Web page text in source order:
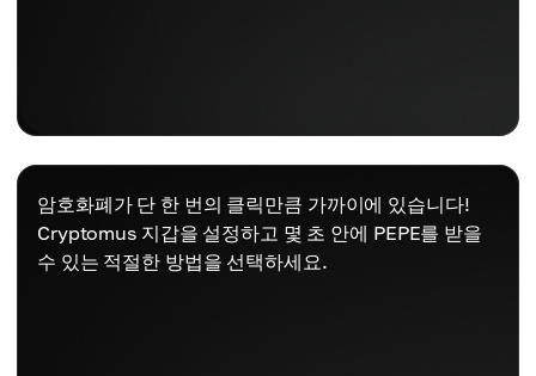
암호화폐가 단 한 번의 클릭만큼 가까이에 있습니다!
Cryptomus 지갑을 설정하고 몇 초 안에 PEPE를 받을
수 있는 적절한 방법을 선택하세요.